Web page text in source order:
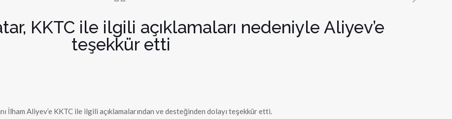
KKTC ile ilgili açıklamaları nedeniyle Aliyev’e
teşekkür etti
İlham Aliyev’e KKTC ile ilgili açıklamalarından ve desteğinden dolayı teşekkür etti.